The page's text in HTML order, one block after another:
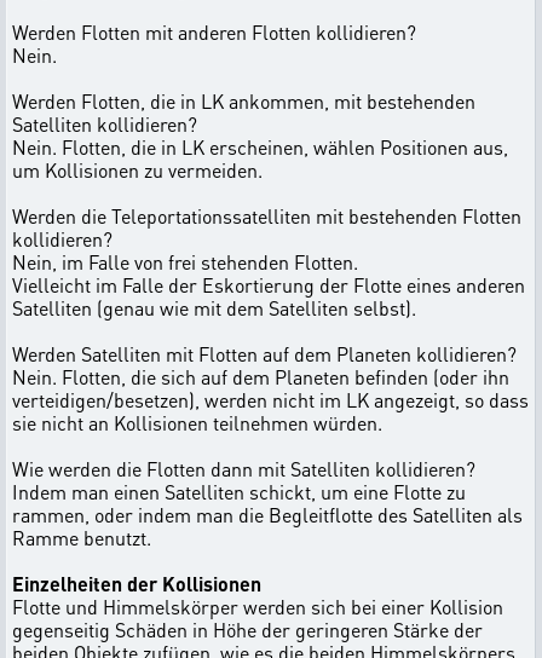
Werden Flotten mit anderen Flotten kollidieren?
Nein.
Werden Flotten, die in LK ankommen, mit bestehenden
Satelliten kollidieren?
Nein. Flotten, die in LK erscheinen, wählen Positionen aus,
um Kollisionen zu vermeiden.
Werden die Teleportationssatelliten mit bestehenden Flotten
kollidieren?
Nein, im Falle von frei stehenden Flotten.
Vielleicht im Falle der Eskortierung der Flotte eines anderen
Satelliten (genau wie mit dem Satelliten selbst).
Werden Satelliten mit Flotten auf dem Planeten kollidieren?
Nein. Flotten, die sich auf dem Planeten befinden (oder ihn
verteidigen/besetzen), werden nicht im LK angezeigt, so dass
sie nicht an Kollisionen teilnehmen würden.
Wie werden die Flotten dann mit Satelliten kollidieren?
Indem man einen Satelliten schickt, um eine Flotte zu
rammen, oder indem man die Begleitflotte des Satelliten als
Ramme benutzt.
Einzelheiten der Kollisionen
Flotte und Himmelskörper werden sich bei einer Kollision
gegenseitig Schäden in Höhe der geringeren Stärke der
beiden Objekte zufügen, wie es die beiden Himmelskörpers